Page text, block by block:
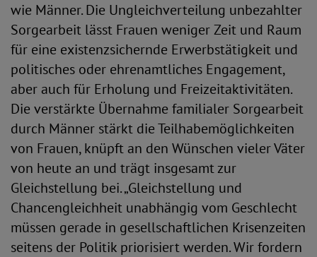
wie Männer. Die Ungleichverteilung unbezahlter
Sorgearbeit lässt Frauen weniger Zeit und Raum
für eine existenzsichernde Erwerbstätigkeit und
politisches oder ehrenamtliches Engagement,
aber auch für Erholung und Freizeitaktivitäten.
Die verstärkte Übernahme familialer Sorgearbeit
durch Männer stärkt die Teilhabemöglichkeiten
von Frauen, knüpft an den Wünschen vieler Väter
von heute an und trägt insgesamt zur
Gleichstellung bei. „Gleichstellung und
Chancengleichheit unabhängig vom Geschlecht
müssen gerade in gesellschaftlichen Krisenzeiten
seitens der Politik priorisiert werden. Wir fordern